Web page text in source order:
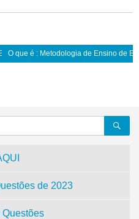
Musical:
O que é : Metodologia de Ensino de
de 2023